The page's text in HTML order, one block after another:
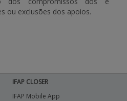
ou exclusões dos apoios.
IFAP CLOSER
IFAP Mobile App